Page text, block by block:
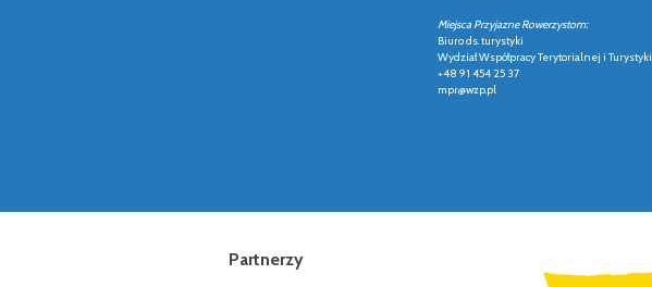
Miejsca Przyjazne Rowerzystom:
Biuro ds. turystyki
Wydział Współpracy Terytorialnej i Turystyki
+48 91 454 25 37
mpr@wzp.pl
Partnerzy